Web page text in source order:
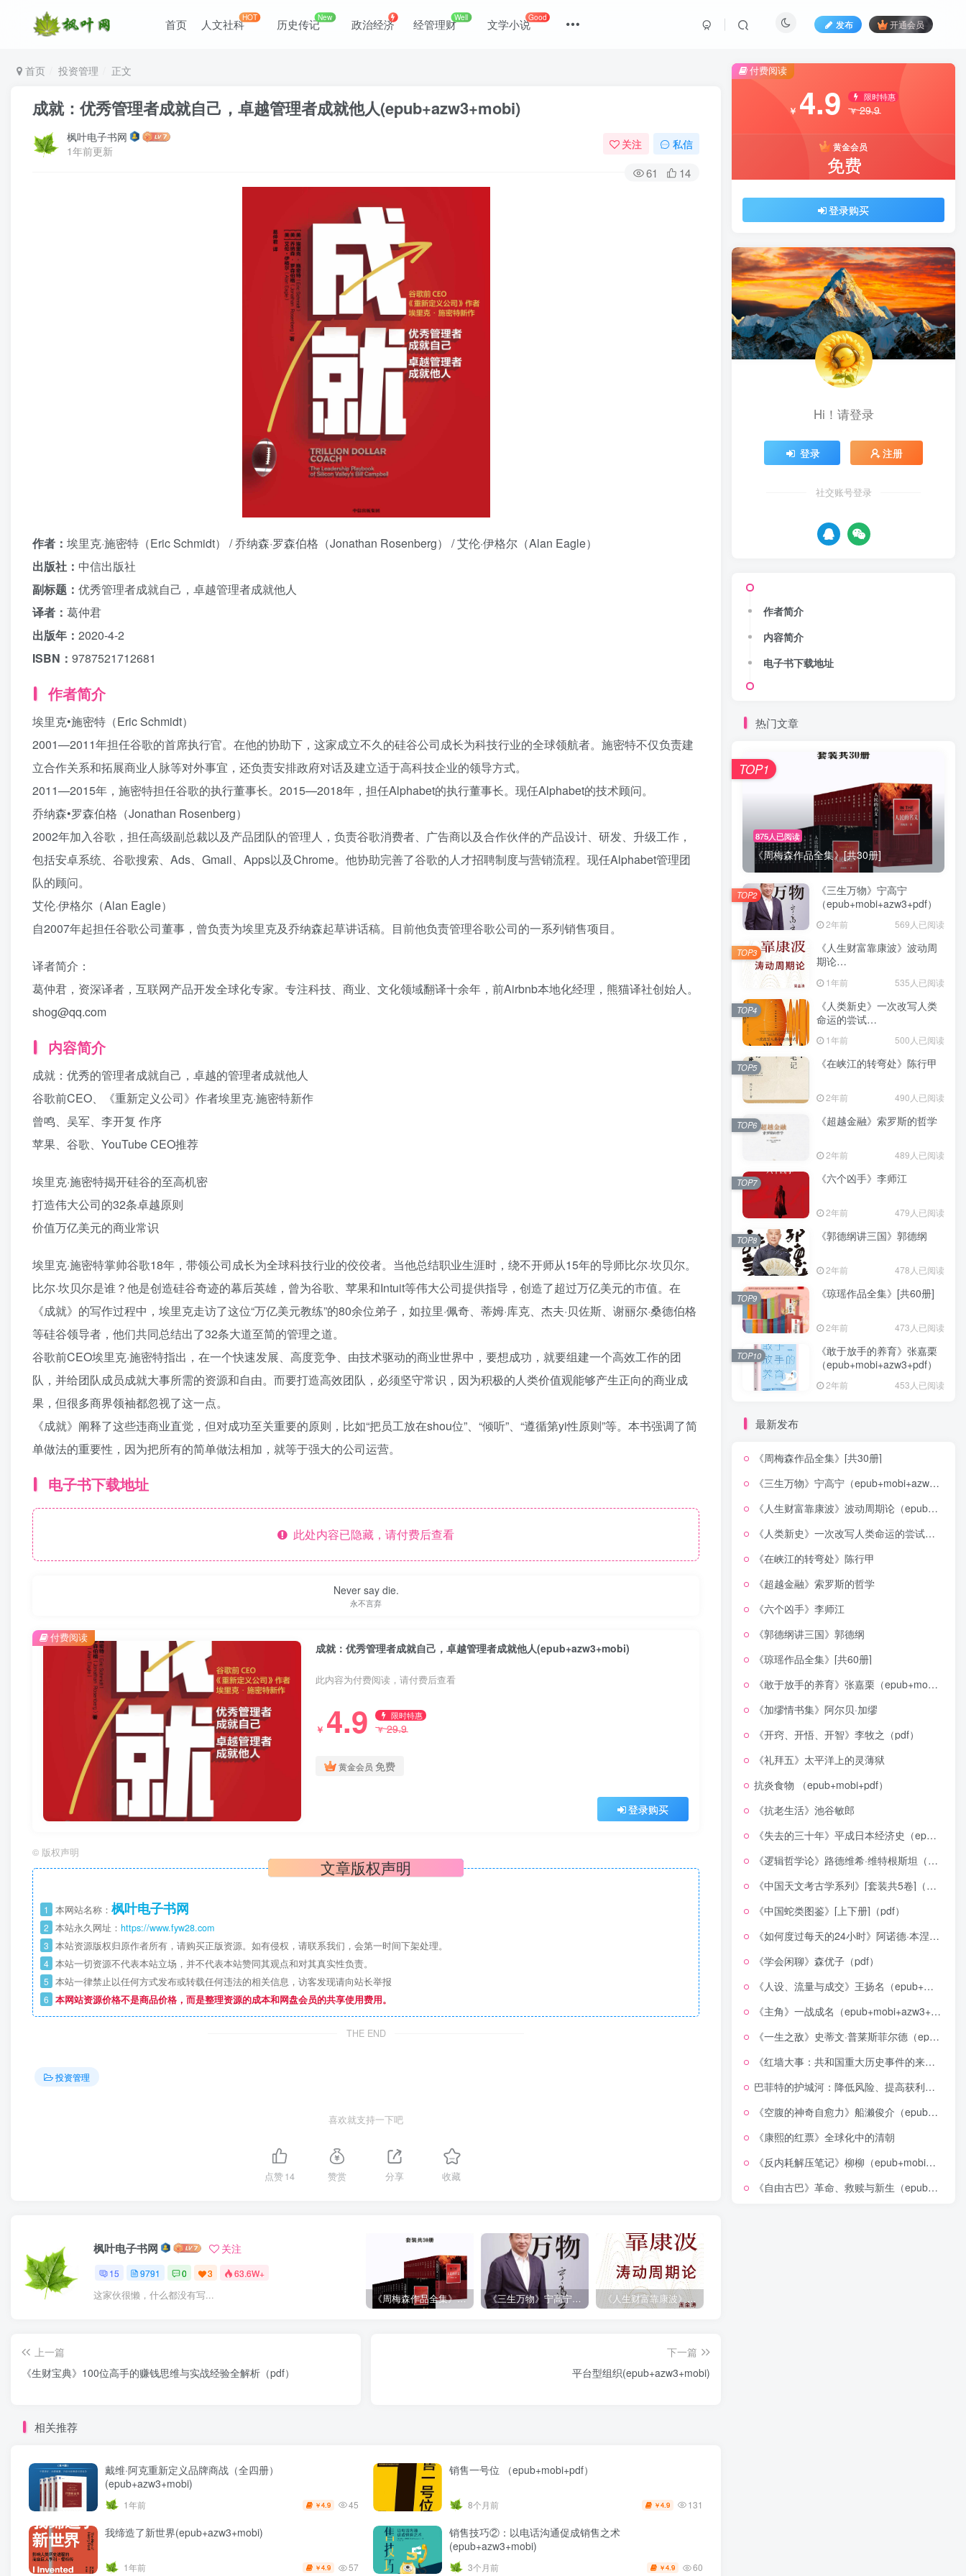
首页 人文社科HOT 历史传记New 政治经济 经管理财Well 文学小说Good
发布 开通会员
首页 投资管理 正文
成就：优秀管理者成就自己，卓越管理者成就他人(epub+azw3+mobi)
枫叶电子书网
1年前更新
关注 私信
61 14
作者： 埃里克·施密特（Eric Schmidt） / 乔纳森·罗森伯格（Jonathan Rosenberg） / 艾伦·伊格尔（Alan Eagle）
出版社： 中信出版社
副标题： 优秀管理者成就自己，卓越管理者成就他人
译者： 葛仲君
出版年： 2020-4-2
ISBN： 9787521712681
作者简介
埃里克•施密特（Eric Schmidt）
2001—2011年担任谷歌的首席执行官。在他的协助下，这家成立不久的硅谷公司成长为科技行业的全球领航者。施密特不仅负责建
立合作关系和拓展商业人脉等对外事宜，还负责安排政府对话及建立适于高科技企业的领导方式。
2011—2015年，施密特担任谷歌的执行董事长。2015—2018年，担任Alphabet的执行董事长。现任Alphabet的技术顾问。
乔纳森•罗森伯格（Jonathan Rosenberg）
2002年加入谷歌，担任高级副总裁以及产品团队的管理人，负责谷歌消费者、广告商以及合作伙伴的产品设计、研发、升级工作，
包括安卓系统、谷歌搜索、Ads、Gmail、Apps以及Chrome。他协助完善了谷歌的人才招聘制度与营销流程。现任Alphabet管理团
队的顾问。
艾伦·伊格尔（Alan Eagle）
自2007年起担任谷歌公司董事，曾负责为埃里克及乔纳森起草讲话稿。目前他负责管理谷歌公司的一系列销售项目。
译者简介：
葛仲君，资深译者，互联网产品开发全球化专家。专注科技、商业、文化领域翻译十余年，前Airbnb本地化经理，熊猫译社创始人。
shog@qq.com
内容简介
成就：优秀的管理者成就自己，卓越的管理者成就他人
谷歌前CEO、《重新定义公司》作者埃里克·施密特新作
曾鸣、吴军、李开复 作序
苹果、谷歌、YouTube CEO推荐
埃里克·施密特揭开硅谷的至高机密
打造伟大公司的32条卓越原则
价值万亿美元的商业常识
埃里克·施密特掌帅谷歌18年，带领公司成长为全球科技行业的佼佼者。当他总结职业生涯时，绕不开师从15年的导师比尔·坎贝尔。
比尔·坎贝尔是谁？他是创造硅谷奇迹的幕后英雄，曾为谷歌、苹果和Intuit等伟大公司提供指导，创造了超过万亿美元的市值。在
《成就》的写作过程中，埃里克走访了这位“万亿美元教练”的80余位弟子，如拉里·佩奇、蒂姆·库克、杰夫·贝佐斯、谢丽尔·桑德伯格
等硅谷领导者，他们共同总结出了32条大道至简的管理之道。
谷歌前CEO埃里克·施密特指出，在一个快速发展、高度竞争、由技术驱动的商业世界中，要想成功，就要组建一个高效工作的团
队，并给团队成员成就大事所需的资源和自由。而要打造高效团队，必须坚守常识，因为积极的人类价值观能够产生正向的商业成
果，但很多商界领袖都忽视了这一点。
《成就》阐释了这些违商业直觉，但对成功至关重要的原则，比如“把员工放在shou位”、“倾听”、“遵循第yi性原则”等。本书强调了简
单做法的重要性，因为把所有的简单做法相加，就等于强大的公司运营。
电子书下载地址
此处内容已隐藏，请付费后查看
Never say die.
永不言弃
成就：优秀管理者成就自己，卓越管理者成就他人(epub+azw3+mobi)
此内容为付费阅读，请付费后查看
￥ 4.9 限时特惠
￥29.9
黄金会员 免费
登录购买
付费阅读
© 版权声明
文章版权声明
1 本网站名称： 枫叶电子书网
2 本站永久网址： https://www.fyw28.com
3 本站资源版权归原作者所有，请购买正版资源。如有侵权，请联系我们，会第一时间下架处理。
4 本站一切资源不代表本站立场，并不代表本站赞同其观点和对其真实性负责。
5 本站一律禁止以任何方式发布或转载任何违法的相关信息，访客发现请向站长举报
6 本网站资源价格不是商品价格，而是整理资源的成本和网盘会员的共享使用费用。
THE END
投资管理
喜欢就支持一下吧
点赞14 赞赏 分享 收藏
枫叶电子书网 关注
15 9791 0 3 63.6W+
这家伙很懒，什么都没有写... 《周梅森作品全集》[共30册] 《三生万物》宁高宁（epub+mobi+azw3+pdf） 《人生财富靠康波》波动周期论（epub+mobi+azw3+pdf）
上一篇
《生财宝典》100位高手的赚钱思维与实战经验全解析（pdf）
下一篇
平台型组织(epub+azw3+mobi)
相关推荐
戴维·阿克重新定义品牌商战（全四册）
(epub+azw3+mobi)
1年前 ￥4.9 45
销售一号位 （epub+mobi+pdf）
8个月前 ￥4.9 131
我缔造了新世界(epub+azw3+mobi)
1年前 ￥4.9 57
销售技巧②：以电话沟通促成销售之术
(epub+azw3+mobi)
3个月前 ￥4.9 60
付费阅读
￥ 4.9 限时特惠
￥29.9
黄金会员
免费
登录购买
Hi！请登录
登录 注册
社交账号登录
作者简介
内容简介
电子书下载地址
热门文章
875人已阅读
《周梅森作品全集》[共30册]
TOP1
《三生万物》宁高宁
（epub+mobi+azw3+pdf）
2年前 569人已阅读
TOP2
《人生财富靠康波》波动周
期论
1年前 535人已阅读
TOP3
《人类新史》一次改写人类
命运的尝试
1年前 500人已阅读
TOP4
《在峡江的转弯处》陈行甲
2年前 490人已阅读
TOP5
《超越金融》索罗斯的哲学
2年前 489人已阅读
TOP6
《六个凶手》李师江
2年前 479人已阅读
TOP7
《郭德纲讲三国》郭德纲
2年前 478人已阅读
TOP8
《琼瑶作品全集》[共60册]
2年前 473人已阅读
TOP9
《敢于放手的养育》张嘉栗
（epub+mobi+azw3+pdf）
2年前 453人已阅读
TOP10
最新发布
《周梅森作品全集》[共30册]
《三生万物》宁高宁（epub+mobi+azw3+pdf）
《人生财富靠康波》波动周期论（epub+mobi+azw3+pdf）
《人类新史》一次改写人类命运的尝试（epub+mobi+azw3+pdf）
《在峡江的转弯处》陈行甲
《超越金融》索罗斯的哲学
《六个凶手》李师江
《郭德纲讲三国》郭德纲
《琼瑶作品全集》[共60册]
《敢于放手的养育》张嘉栗（epub+mobi+azw3+pdf）
《加缪情书集》阿尔贝·加缪
《开窍、开悟、开智》李牧之（pdf）
《礼拜五》太平洋上的灵薄狱
抗炎食物 （epub+mobi+pdf）
《抗老生活》池谷敏郎
《失去的三十年》平成日本经济史（epub+mobi+azw3+pdf）
《逻辑哲学论》路德维希·维特根斯坦（epub+mobi+azw3+pdf）
《中国天文考古学系列》[套装共5卷]（epub+mobi+azw3+pdf）
《中国蛇类图鉴》[上下册]（pdf）
《如何度过每天的24小时》阿诺德·本涅特（epub+mobi+azw3+pdf）
《学会闲聊》森优子（pdf）
《人设、流量与成交》王扬名（epub+mobi+azw3+pdf）
《主角》一战成名（epub+mobi+azw3+pdf）
《一生之敌》史蒂文·普莱斯菲尔德（epub+mobi+azw3+pdf）
《红墙大事：共和国重大历史事件的来龙去脉》（全二册）（pdf）
巴菲特的护城河：降低风险、提高获利的股市真规则(epub+azw3+mobi)
《空腹的神奇自愈力》船濑俊介（epub+mobi+azw3+pdf）
《康熙的红票》全球化中的清朝
《反内耗解压笔记》柳柳（epub+mobi+azw3+pdf）
《自由古巴》革命、救赎与新生（epub+mobi+azw3+pdf）
登录
没有账号？立即注册
用户名/手机号/邮箱
登录密码
记住登录